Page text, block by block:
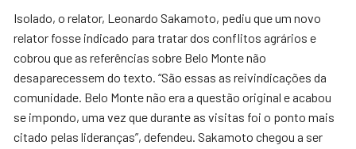
Isolado, o relator, Leonardo Sakamoto, pediu que um novo
relator fosse indicado para tratar dos conflitos agrários e
cobrou que as referências sobre Belo Monte não
desaparecessem do texto. “São essas as reivindicações da
comunidade. Belo Monte não era a questão original e acabou
se impondo, uma vez que durante as visitas foi o ponto mais
citado pelas lideranças”, defendeu. Sakamoto chegou a ser